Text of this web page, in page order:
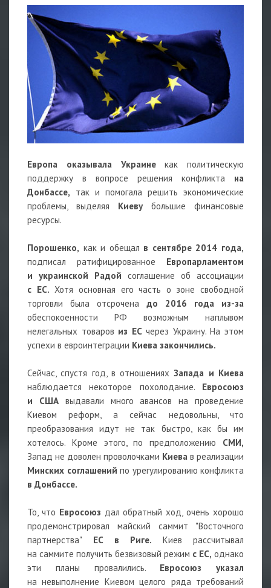
Европа оказывала Украинекак политическую
поддержку в вопросе решения конфликта на
Донбассе, так и помогала решить экономические
проблемы, выделяя Киевубольшие финансовые
ресурсы.
Порошенко, как и обещал в сентябре 2014 года,
подписал ратифицированное Европарламентом
и украинской Радой соглашение об ассоциации
с ЕС. Хотя основная его часть о зоне свободной
торговли была отсрочена до 2016 года из-за
обеспокоенности РФ возможным наплывом
нелегальных товаров из ЕС через Украину. На этом
успехи в евроинтеграции Киева закончились.
Сейчас, спустя год, в отношенияхЗапада и Киева
наблюдается некоторое похолодание. Евросоюз
и СШАвыдавали много авансов на проведение
Киевом реформ, а сейчас недовольны, что
преобразования идут не так быстро, как бы им
хотелось. Кроме этого, по предположению СМИ,
Запад не доволен проволочками Киева в реализации
Минских соглашений по урегулированию конфликта
в Донбассе.
То, что Евросоюз дал обратный ход, очень хорошо
продемонстрировал майский саммит "Восточного
партнерства" ЕС в Риге. Киев рассчитывал
на саммите получить безвизовый режим с ЕС, однако
эти планы провалились. Евросоюз указал
на невыполнение Киевом целого ряда требований